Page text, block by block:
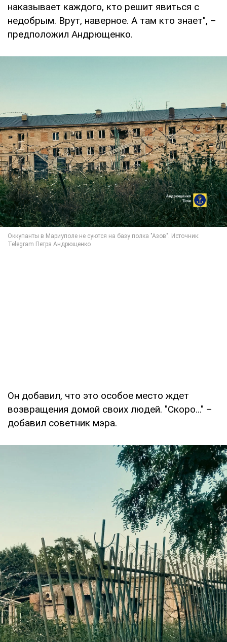
наказывает каждого, кто решит явиться с
недобрым. Врут, наверное. А там кто знает", –
предположил Андрющенко.
Он добавил, что это особое место ждет
возвращения домой своих людей. "Скоро..." –
добавил советник мэра.